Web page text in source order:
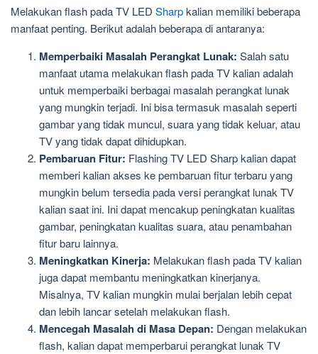
Melakukan flash pada TV LED Sharpkalian memiliki beberapa
manfaat penting. Berikut adalah beberapa di antaranya:
Memperbaiki Masalah Perangkat Lunak: Salah satu
manfaat utama melakukan flash pada TV kalian adalah
untuk memperbaiki berbagai masalah perangkat lunak
yang mungkin terjadi. Ini bisa termasuk masalah seperti
gambar yang tidak muncul, suara yang tidak keluar, atau
TV yang tidak dapat dihidupkan.
Pembaruan Fitur: Flashing TV LED Sharp kalian dapat
memberi kalian akses ke pembaruan fitur terbaru yang
mungkin belum tersedia pada versi perangkat lunak TV
kalian saat ini. Ini dapat mencakup peningkatan kualitas
gambar, peningkatan kualitas suara, atau penambahan
fitur baru lainnya.
Meningkatkan Kinerja: Melakukan flash pada TV kalian
juga dapat membantu meningkatkan kinerjanya.
Misalnya, TV kalian mungkin mulai berjalan lebih cepat
dan lebih lancar setelah melakukan flash.
Mencegah Masalah di Masa Depan: Dengan melakukan
flash, kalian dapat memperbarui perangkat lunak TV